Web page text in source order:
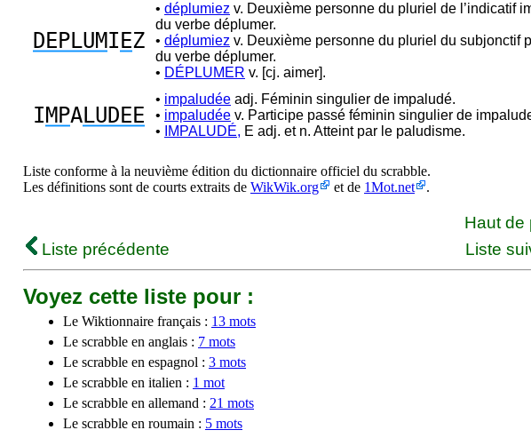
DEPLUMI EZ
• déplumiez v. Deuxième personne du pluriel de l’indicatif
du verbe déplumer.
• déplumiez v. Deuxième personne du pluriel du subjonctif
du verbe déplumer.
• DÉPLUMER v. [cj. aimer].
IMPALUDEE
• impaludée adj. Féminin singulier de impaludé.
• impaludée v. Participe passé féminin singulier de
•
IMPALUDÉ, E adj. et n. Atteint par le paludisme.
Liste conforme à la neuvième édition du dictionnaire officiel du scrabble.
Les définitions sont de courts extraits de WikWik.org et de 1Mot.net .
Haut de
Liste précédente
Liste
Voyez cette liste pour :
Le Wiktionnaire français : 13 mots
Le scrabble en anglais : 7 mots
Le scrabble en espagnol : 3 mots
Le scrabble en italien : 1 mot
Le scrabble en allemand : 21 mots
Le scrabble en roumain : 5 mots